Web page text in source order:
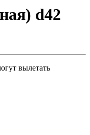
d42
вылетать